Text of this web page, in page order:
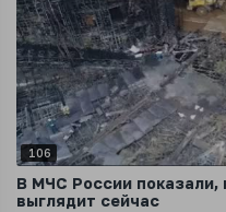
106
В МЧС России показали,
выглядит сейчас